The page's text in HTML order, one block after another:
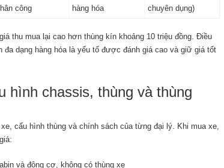
công
hàng hóa
chuyên dụng)
thu mua lại cao hơn thùng kín khoảng 10 triệu đồng. Điều
dạng hàng hóa là yếu tố được đánh giá cao và giữ giá tốt
hình chassis, thùng và thùng
cấu hình thùng và chính sách của từng đại lý. Khi mua xe,
và động cơ, không có thùng xe